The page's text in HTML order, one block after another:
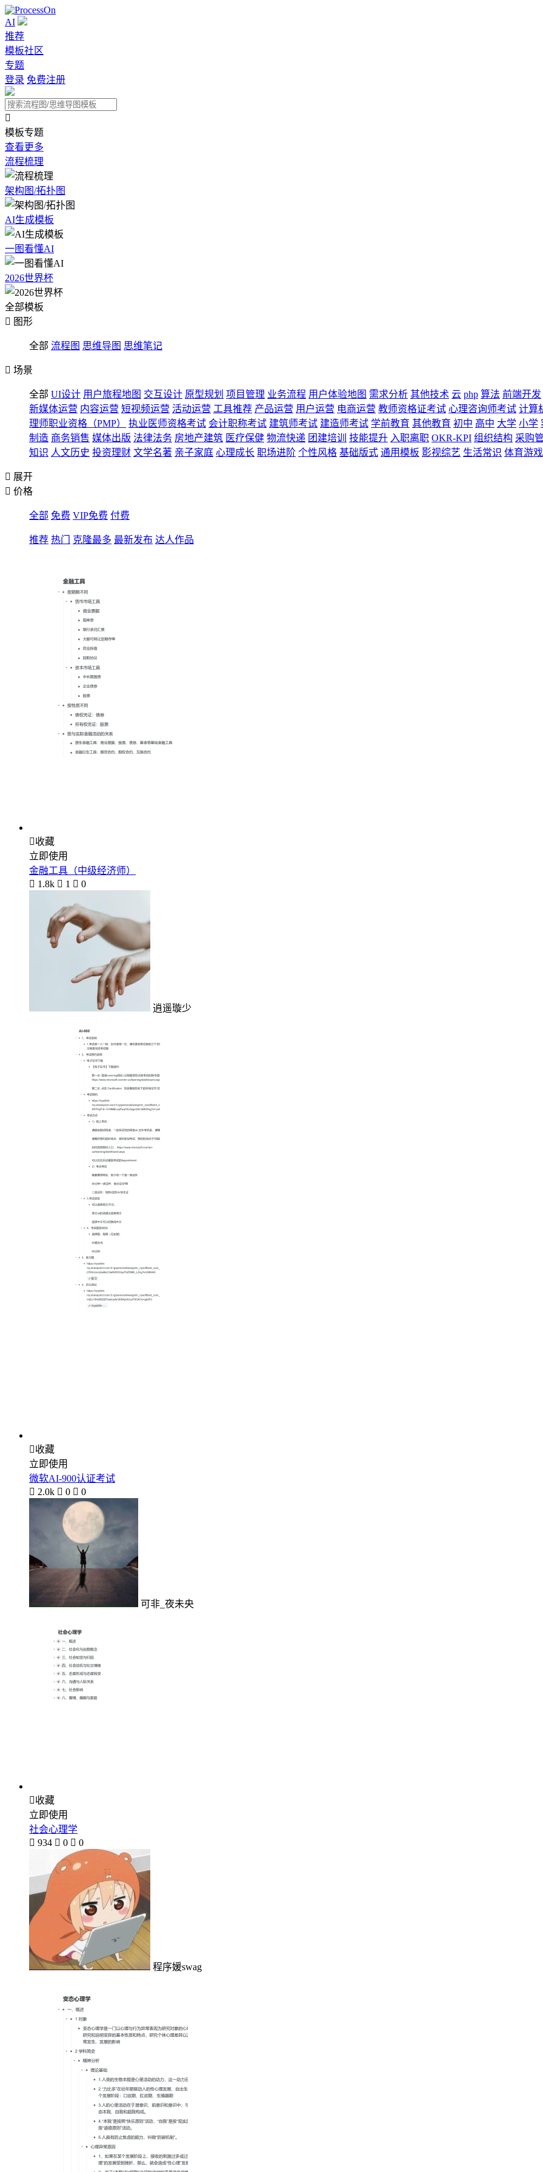
AI
推荐
模板社区
专题
登录 免费注册

模板专题
查看更多
流程梳理
架构图/拓扑图
AI生成模板
一图看懂AI
2026世界杯
全部模板
 图形
全部 流程图 思维导图 思维笔记
 场景
全部 UI设计 用户旅程地图 交互设计 原型规划 项目管理 业务流程 用户体验地图 需求分析 其他技术 云 php 算法 前端开发
新媒体运营 内容运营 短视频运营 活动运营 工具推荐 产品运营 用户运营 电商运营 教师资格证考试 心理咨询师考试 计算
理师职业资格（PMP）
执业医师资格考试 会计职称考试 建筑师考试 建造师考试 学前教育 其他教育 初中 高中 大学 小学
制造 商务销售 媒体出版 法律法务 房地产建筑 医疗保健 物流快递 团建培训 技能提升 入职离职 OKR-KPI 组织结构 采购
知识 人文历史 投资理财 文学名著 亲子家庭 心理成长 职场进阶 个性风格 基础版式 通用模板 影视综艺 生活常识 体育游戏
 展开
 价格
全部 免费 VIP免费 付费
推荐 热门 克隆最多 最新发布 达人作品
收藏
立即使用
金融工具（中级经济师）
 1.8k  1  0
逍遥璇少
收藏
立即使用
微软AI-900认证考试
 2.0k  0  0
可非_夜未央
收藏
立即使用
社会心理学
 934  0  0
程序媛swag